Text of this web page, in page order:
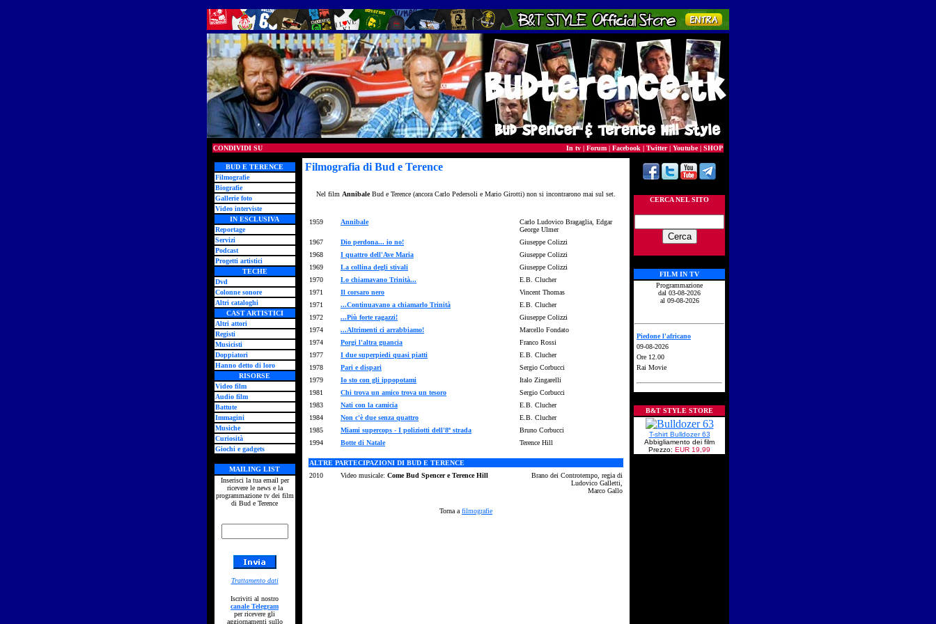
CONDIVIDI SU In tv | Forum | Facebook | Twitter| Youtube| SHOP
BUD E TERENCE
Filmografie
Biografie
Gallerie foto
Video interviste
IN ESCLUSIVA
Reportage
Servizi
Podcast
Progetti artistici
TECHE
Dvd
Colonne sonore
Altri cataloghi
CAST ARTISTICI
Altri attori
Registi
Musicisti
Doppiatori
Hanno detto di loro
RISORSE
Video film
Audio film
Battute
Immagini
Musiche
Curiosità
Giochi e gadgets
MAILING LIST
Inserisci la tua email per
ricevere le news e la
programmazione tv dei film
di Bud e Terence
Trattamento dati
Iscriviti al nostro
canale Telegram
per ricevere gli
aggiornamenti sullo
Filmografia di Bud e Terence
Nel film AnnibaleBud e Terence (ancora Carlo Pedersoli e Mario Girotti) non si incontrarono mai sul set.
1959 Annibale
Carlo Ludovico Bragaglia, Edgar
George Ulmer
1967
Dio perdona... io no!
Giuseppe Colizzi
1968
I quattro dell'Ave Maria
Giuseppe Colizzi
1969
La collina degli stivali
Giuseppe Colizzi
1970
Lo chiamavano Trinità...
E.B. Clucher
1971
Il corsaro nero
Vincent Thomas
1971
...Continuavano a chiamarlo Trinità
E.B. Clucher
1972
...Più forte ragazzi!
Giuseppe Colizzi
1974
...Altrimenti ci arrabbiamo!
Marcello Fondato
1974
Porgi l'altra guancia
Franco Rossi
1977
I due superpiedi quasi piatti
E.B. Clucher
1978
Pari e dispari
Sergio Corbucci
1979
Io sto con gli ippopotami
Italo Zingarelli
1981
Chi trova un amico trova un tesoro
Sergio Corbucci
1983
Nati con la camicia
E.B. Clucher
1984
Non c'è due senza quattro
E.B. Clucher
1985
Miami supercops - I poliziotti dell'8ª strada
Bruno Corbucci
1994
Botte di Natale Terence Hill
ALTRE PARTECIPAZIONI DI BUD E TERENCE
2010
Video musicale: Come Bud Spencer e Terence Hill
Brano dei Controtempo, regia di
Ludovico Galletti,
Marco Gallo
Torna a filmografie
CERCA NEL SITO
FILM IN TV
Programmazione
dal 03-08-2026
al 09-08-2026
Piedone l'africano
09-08-2026
Ore 12.00
Rai Movie
B&T STYLE STORE
T-shirt Bulldozer 63
Abbigliamento dei film
Prezzo: EUR 19,99